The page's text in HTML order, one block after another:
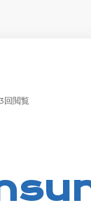
回閲覧